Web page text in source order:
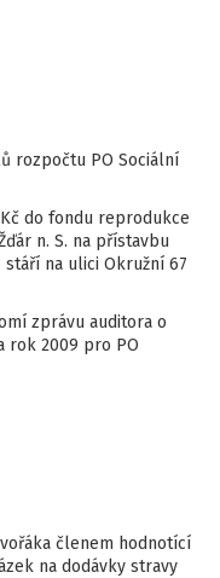
rozpočtu PO Sociální
do fondu reprodukce
n. S. na přístavbu
na ulici Okružní 67
zprávu auditora o
rok 2009 pro PO
členem hodnotící
na dodávky stravy